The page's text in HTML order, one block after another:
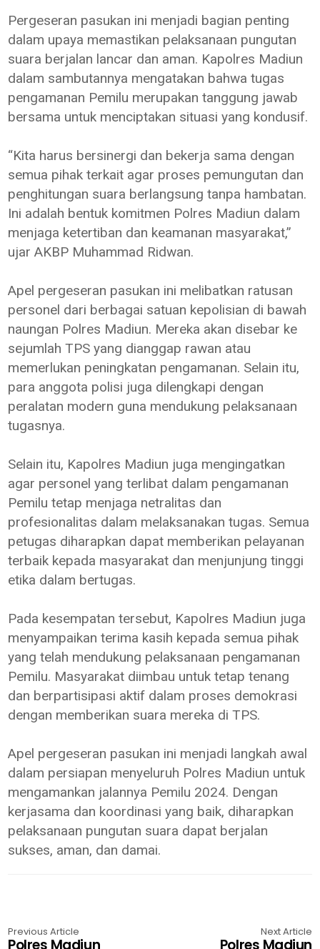
Pergeseran pasukan ini menjadi bagian penting
dalam upaya memastikan pelaksanaan pungutan
suara berjalan lancar dan aman. Kapolres Madiun
dalam sambutannya mengatakan bahwa tugas
pengamanan Pemilu merupakan tanggung jawab
bersama untuk menciptakan situasi yang kondusif.
“Kita harus bersinergi dan bekerja sama dengan
semua pihak terkait agar proses pemungutan dan
penghitungan suara berlangsung tanpa hambatan.
Ini adalah bentuk komitmen Polres Madiun dalam
menjaga ketertiban dan keamanan masyarakat,”
ujar AKBP Muhammad Ridwan.
Apel pergeseran pasukan ini melibatkan ratusan
personel dari berbagai satuan kepolisian di bawah
naungan Polres Madiun. Mereka akan disebar ke
sejumlah TPS yang dianggap rawan atau
memerlukan peningkatan pengamanan. Selain itu,
para anggota polisi juga dilengkapi dengan
peralatan modern guna mendukung pelaksanaan
tugasnya.
Selain itu, Kapolres Madiun juga mengingatkan
agar personel yang terlibat dalam pengamanan
Pemilu tetap menjaga netralitas dan
profesionalitas dalam melaksanakan tugas. Semua
petugas diharapkan dapat memberikan pelayanan
terbaik kepada masyarakat dan menjunjung tinggi
etika dalam bertugas.
Pada kesempatan tersebut, Kapolres Madiun juga
menyampaikan terima kasih kepada semua pihak
yang telah mendukung pelaksanaan pengamanan
Pemilu. Masyarakat diimbau untuk tetap tenang
dan berpartisipasi aktif dalam proses demokrasi
dengan memberikan suara mereka di TPS.
Apel pergeseran pasukan ini menjadi langkah awal
dalam persiapan menyeluruh Polres Madiun untuk
mengamankan jalannya Pemilu 2024. Dengan
kerjasama dan koordinasi yang baik, diharapkan
pelaksanaan pungutan suara dapat berjalan
sukses, aman, dan damai.
Previous Article
Polres Madiun
Next Article
Polres Madiun